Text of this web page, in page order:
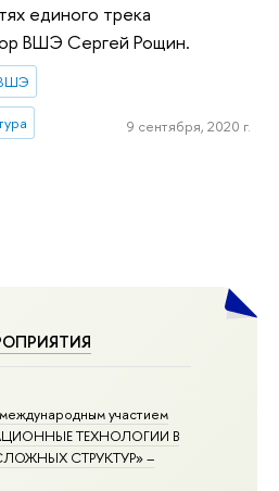
участием
ТЕХНОЛОГИИ В
СТРУКТУР» –
единого трека
ВШЭ Сергей Рощин.
9 сентября, 2020 г.